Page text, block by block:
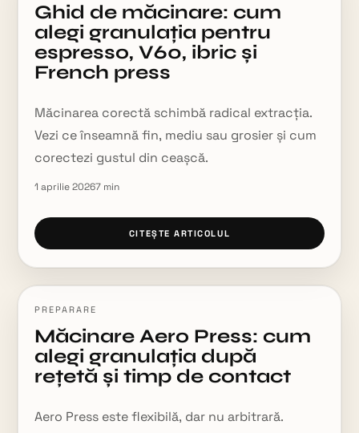
Ghid de măcinare: cum
alegi granulația pentru
espresso, V60, ibric și
French press
Măcinarea corectă schimbă radical extracția.
Vezi ce înseamnă fin, mediu sau grosier și cum
corectezi gustul din ceașcă.
1 aprilie 20267 min
CITEȘTE ARTICOLUL
PREPARARE
Măcinare Aero Press: cum
alegi granulația după
rețetă și timp de contact
Aero Press este flexibilă, dar nu arbitrară.